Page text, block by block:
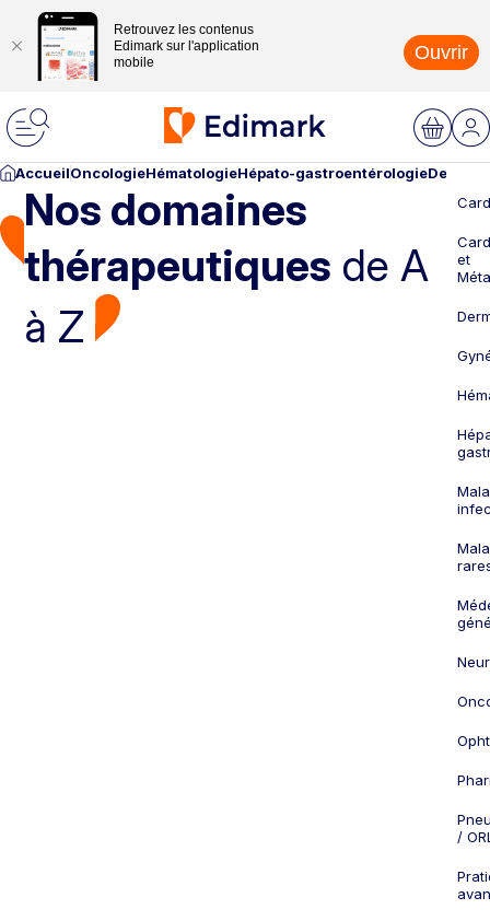
Retrouvez les contenus
Edimark sur l'application
mobile
Ouvrir
AccueilOncologieHématologieHépato-gastroentérologie
Nos domaines
thérapeutiques de A
à Z
et
/